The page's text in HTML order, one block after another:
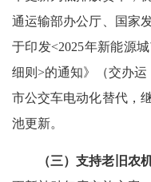
通运输部办公厅、国家
于印发<2025年新能源
细则>的通知》（交办
市公交车电动化替代，
池更新。
（三）支持老旧农